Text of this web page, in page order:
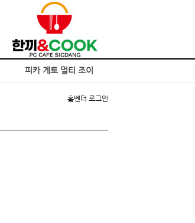
피카 게토 멀티 조이
홈벤더 로그인